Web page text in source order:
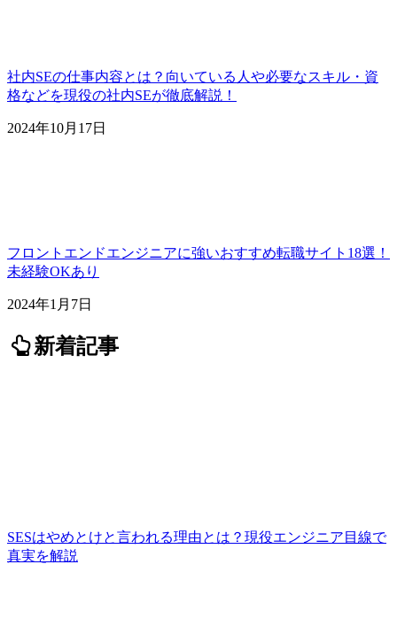
社内SEの仕事内容とは？向いている人や必要なスキル・資
格などを現役の社内SEが徹底解説！
2024年10月17日
フロントエンドエンジニアに強いおすすめ転職サイト18選！
未経験OKあり
2024年1月7日
新着記事
SESはやめとけと言われる理由とは？現役エンジニア目線で
真実を解説